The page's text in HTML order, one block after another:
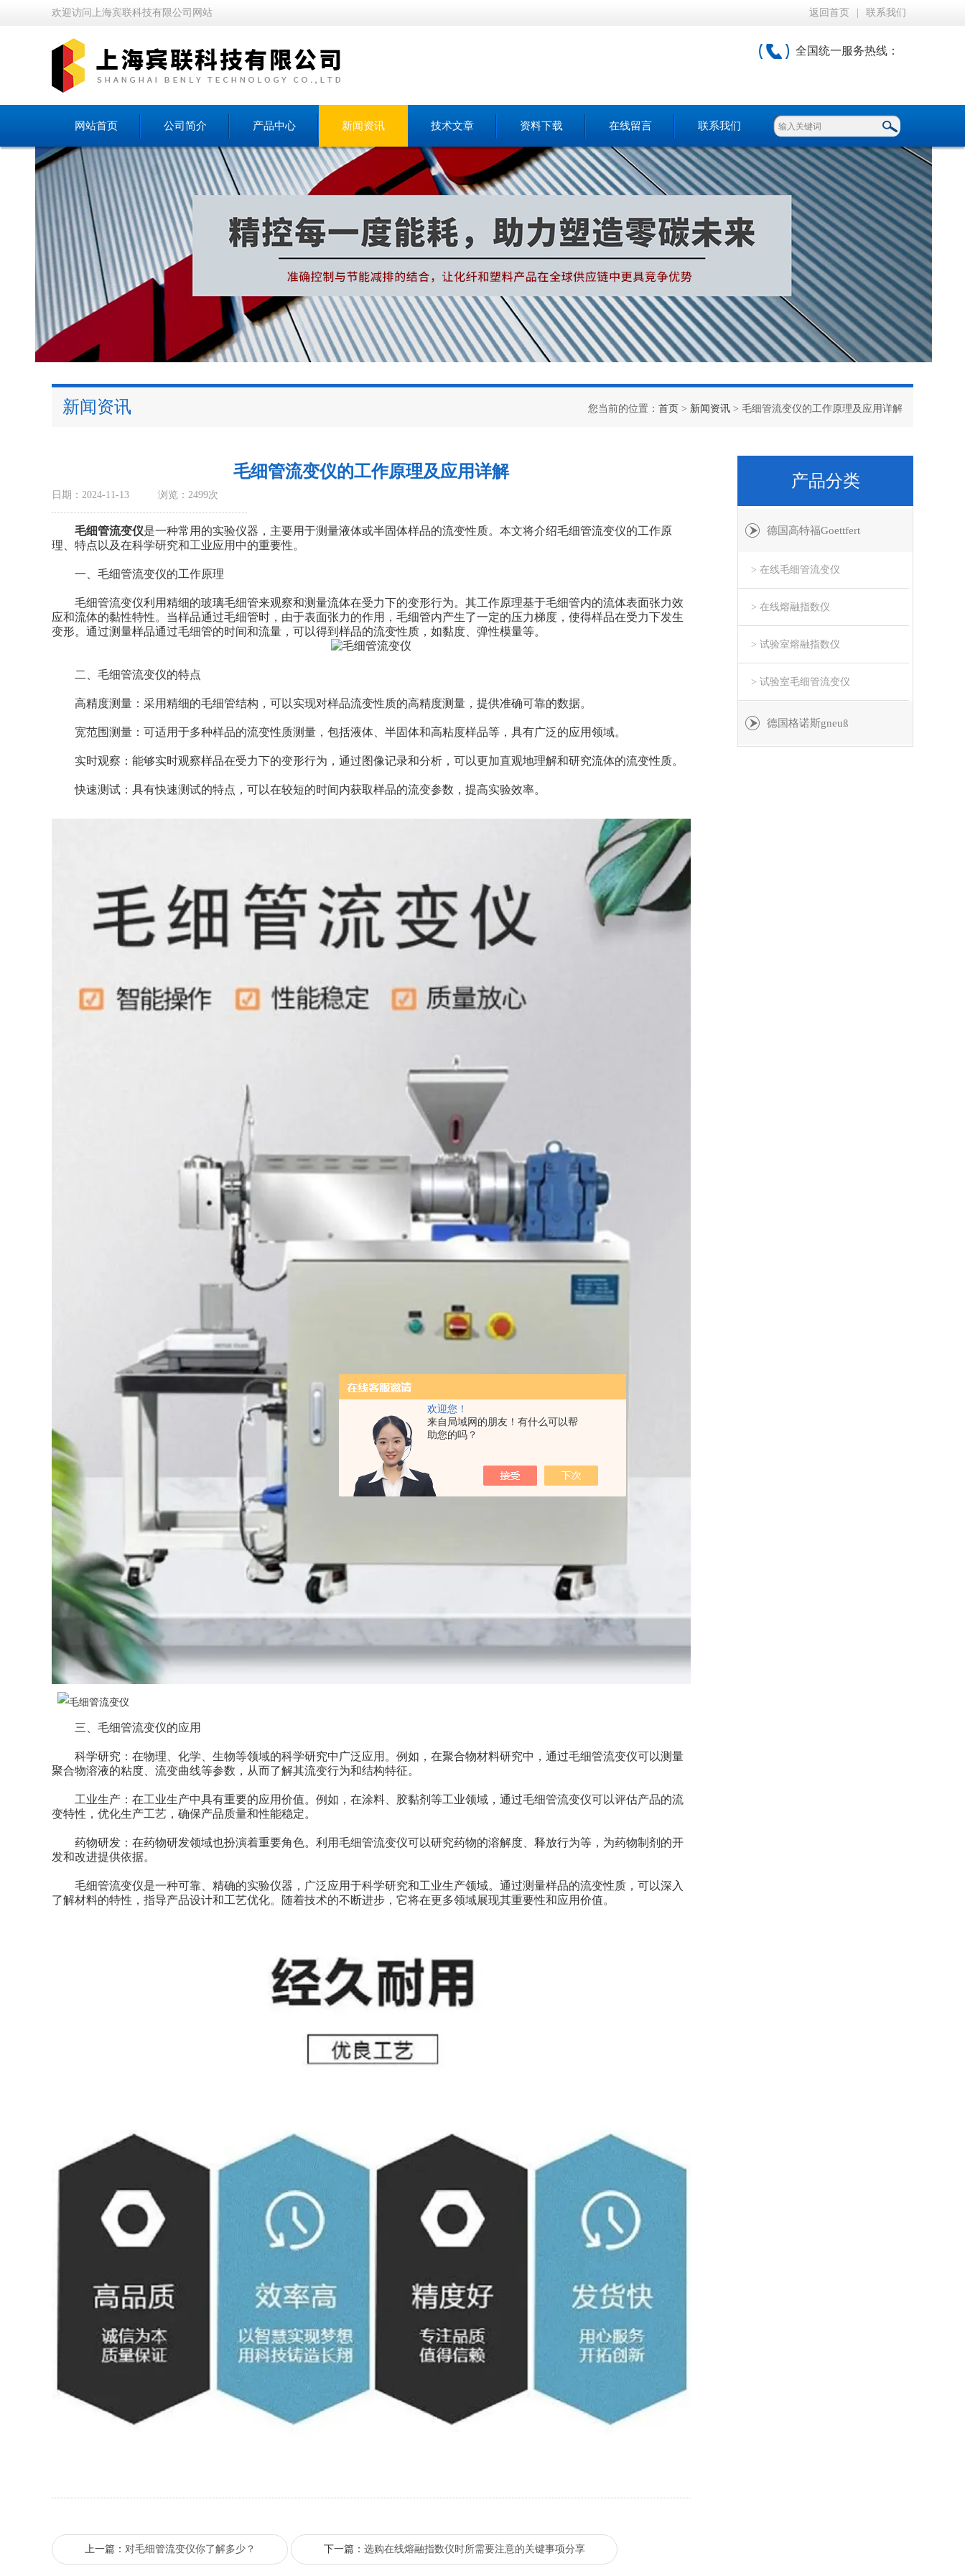
欢迎您！
来自局域网的朋友！有什么可以帮
助您的吗？
欢迎访问上海宾联科技有限公司网站 返回首页 联系我们
全国统一服务热线：
网站首页 公司简介 产品中心 新闻资讯 技术文章 资料下载 在线留言 联系我们
新闻资讯 您当前的位置： 首页 > 新闻资讯 > 毛细管流变仪的工作原理及应用详解
毛细管流变仪的工作原理及应用详解
日期：2024-11-13 浏览：2499次
毛细管流变仪是一种常用的实验仪器，主要用于测量液体或半固体样品的流变性质。本文将介绍毛细管流变仪的工作原
理、特点以及在科学研究和工业应用中的重要性。
一、毛细管流变仪的工作原理
毛细管流变仪利用精细的玻璃毛细管来观察和测量流体在受力下的变形行为。其工作原理基于毛细管内的流体表面张力效
应和流体的黏性特性。当样品通过毛细管时，由于表面张力的作用，毛细管内产生了一定的压力梯度，使得样品在受力下发生
变形。通过测量样品通过毛细管的时间和流量，可以得到样品的流变性质，如黏度、弹性模量等。
二、毛细管流变仪的特点
高精度测量：采用精细的毛细管结构，可以实现对样品流变性质的高精度测量，提供准确可靠的数据。
宽范围测量：可适用于多种样品的流变性质测量，包括液体、半固体和高粘度样品等，具有广泛的应用领域。
实时观察：能够实时观察样品在受力下的变形行为，通过图像记录和分析，可以更加直观地理解和研究流体的流变性质。
快速测试：具有快速测试的特点，可以在较短的时间内获取样品的流变参数，提高实验效率。
三、毛细管流变仪的应用
科学研究：在物理、化学、生物等领域的科学研究中广泛应用。例如，在聚合物材料研究中，通过毛细管流变仪可以测量
聚合物溶液的粘度、流变曲线等参数，从而了解其流变行为和结构特征。
工业生产：在工业生产中具有重要的应用价值。例如，在涂料、胶黏剂等工业领域，通过毛细管流变仪可以评估产品的流
变特性，优化生产工艺，确保产品质量和性能稳定。
药物研发：在药物研发领域也扮演着重要角色。利用毛细管流变仪可以研究药物的溶解度、释放行为等，为药物制剂的开
发和改进提供依据。
毛细管流变仪是一种可靠、精确的实验仪器，广泛应用于科学研究和工业生产领域。通过测量样品的流变性质，可以深入
了解材料的特性，指导产品设计和工艺优化。随着技术的不断进步，它将在更多领域展现其重要性和应用价值。
上一篇： 对毛细管流变仪你了解多少？ 下一篇： 选购在线熔融指数仪时所需要注意的关键事项分享
产品分类
德国高特福Goettfert
> 在线毛细管流变仪
> 在线熔融指数仪
> 试验室熔融指数仪
> 试验室毛细管流变仪
德国格诺斯gneuß